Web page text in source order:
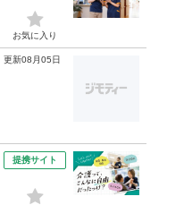
お気に入り
更新08月05日
提携サイト